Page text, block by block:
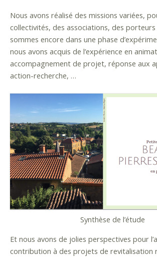
Nous avons réalisé des missions variées,
collectivités, des associations, des
sommes encore dans une phase
nous avons acquis de l’expérience en
accompagnement de projet, réponse aux
action-recherche, …
Synthèse de l’étude
Et nous avons de jolies perspectives pour
contribution à des projets de revitalisation